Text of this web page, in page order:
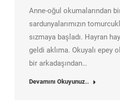
Anne-oğul okumalarından
sardunyalarımızın
sızmaya başladı. Hayran
geldi aklıma. Okuyalı epey
bir arkadaşından…
Devamını Okuyunuz..